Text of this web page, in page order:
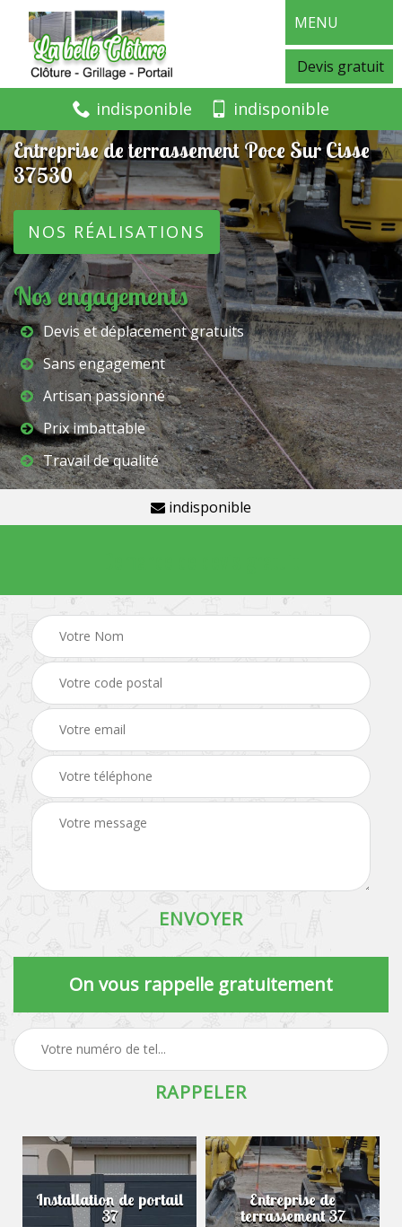
MENU
Devis gratuit
indisponible indisponible
Entreprise de terrassement Poce Sur Cisse
37530
NOS RÉALISATIONS
Nos engagements
Devis et déplacement gratuits
Sans engagement
Artisan passionné
Prix imbattable
Travail de qualité
indisponible
On vous rappelle gratuitement
Installation de portail
37
Entreprise de
terrassement 37